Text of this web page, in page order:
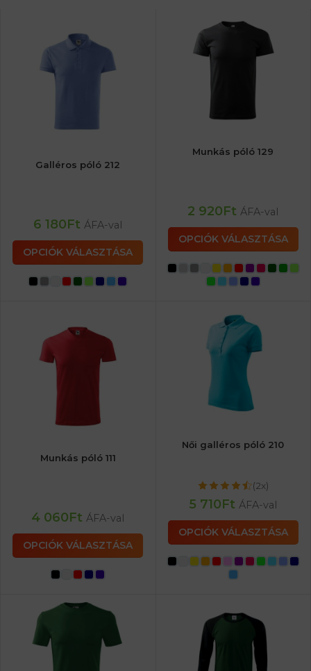
Galléros póló 212
6 180Ft ÁFA-val
OPCIÓK VÁLASZTÁSA
Munkás póló 129
2 920Ft ÁFA-val
OPCIÓK VÁLASZTÁSA
Munkás póló 111
4 060Ft ÁFA-val
OPCIÓK VÁLASZTÁSA
Női galléros póló 210
(2x)
5 710Ft ÁFA-val
OPCIÓK VÁLASZTÁSA